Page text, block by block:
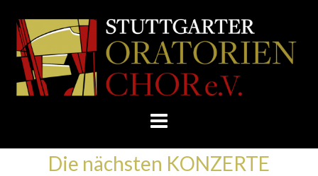
Skip
E.V.
Home Proben Zurück aus New York
Die nächsten KONZERTE